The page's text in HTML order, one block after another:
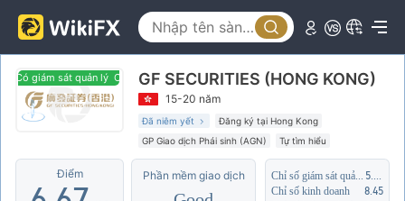
Có giám sát quản lý Có giám sát quản lý
GF SECURITIES (HONG KONG)
15-20 năm
Đã niêm yết
Đăng ký tại Hong Kong
GP Giao dịch Phái sinh (AGN)
Tự tìm hiểu
Lĩnh vực nghiệp vụ đáng ngờ
Điểm
1
2
3
4
5
1
2
3
5
2
3
4
6
Phần mềm giao dịch
Chỉ số kinh doanh
8.45